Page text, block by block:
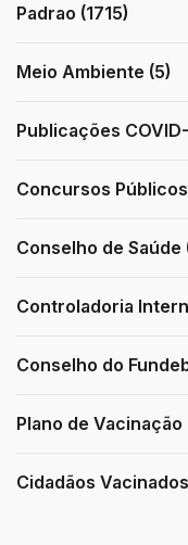
Padrao (1715)
Meio Ambiente (5)
Publicações
Concursos
Conselho de Saúde
Controladoria
Conselho do
Plano de Vacinação
Cidadãos